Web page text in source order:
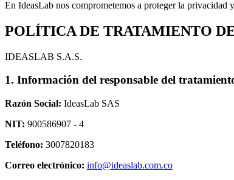
En IdeasLab nos comprometemos a proteger la privacidad
POLÍTICA DE TRATAMIENTO
IDEASLAB S.A.S.
1. Información del responsable del
Razón Social: IdeasLab SAS
NIT: 900586907 - 4
Teléfono: 3007820183
Correo electrónico: info@ideaslab.com.co